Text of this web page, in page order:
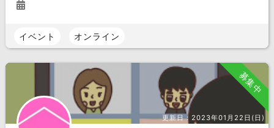
イベント オンライン
募集中
更新日：2023年01月22日(日)